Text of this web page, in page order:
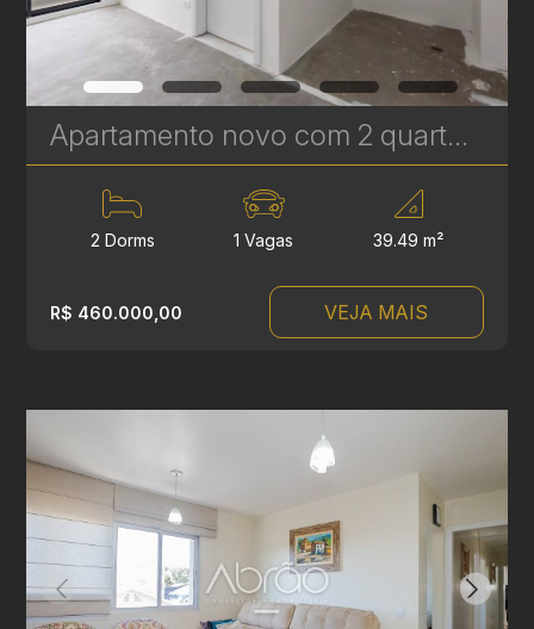
Apartamento novo com 2 quartos à Venda no Vila Izabel - 39 m² | Ref 648
2 Dorms 1 Vagas 39.49 m²
R$ 460.000,00 VEJA MAIS